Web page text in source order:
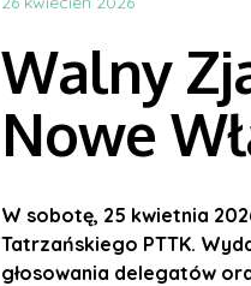
Walny
Nowe
W sobotę, 25 kwietnia
Tatrzańskiego PTTK.
głosowania delegatów